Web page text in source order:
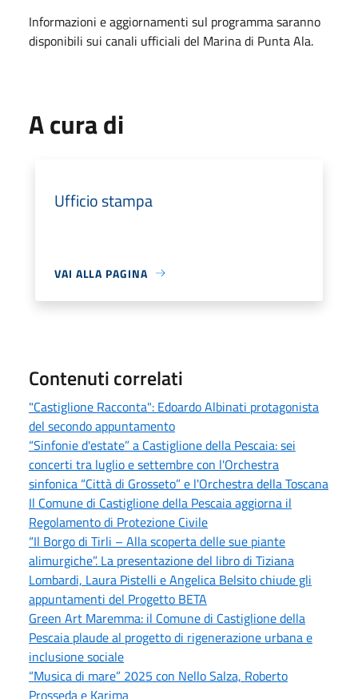
Informazioni e aggiornamenti sul programma saranno
disponibili sui canali ufficiali del Marina di Punta Ala.
A cura di
Ufficio stampa
VAI ALLA PAGINA
Contenuti correlati
"Castiglione Racconta": Edoardo Albinati protagonista
del secondo appuntamento
“Sinfonie d'estate” a Castiglione della Pescaia: sei
concerti tra luglio e settembre con l'Orchestra
sinfonica “Città di Grosseto” e l'Orchestra della Toscana
Il Comune di Castiglione della Pescaia aggiorna il
Regolamento di Protezione Civile
“Il Borgo di Tirli – Alla scoperta delle sue piante
alimurgiche”. La presentazione del libro di Tiziana
Lombardi, Laura Pistelli e Angelica Belsito chiude gli
appuntamenti del Progetto BETA
Green Art Maremma: il Comune di Castiglione della
Pescaia plaude al progetto di rigenerazione urbana e
inclusione sociale
“Musica di mare” 2025 con Nello Salza, Roberto
Prosseda e Karima